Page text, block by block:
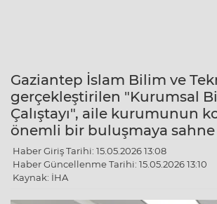
Gaziantep İslam Bilim ve
gerçekleştirilen "Kurumsal
Çalıştayı", aile kurumunun
önemli bir buluşmaya
Haber Giriş Tarihi: 15.05.2026 13:08
Haber Güncellenme Tarihi: 15.05.2026 13:10
Kaynak: İHA